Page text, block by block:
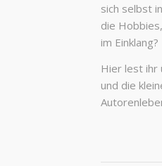
sich selbst
die
im Einklang?
Hier lest ihr
und die